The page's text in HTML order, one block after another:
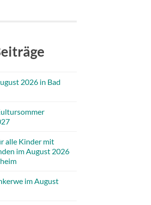
2026 in Bad
alle Kinder mit
im August 2026
im August